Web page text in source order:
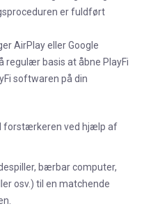
er fuldført
AirPlay eller Google
regulær basis at åbne PlayFi
softwaren på din
forstærkeren ved hjælp af
bærbar computer,
osv.) til en matchende